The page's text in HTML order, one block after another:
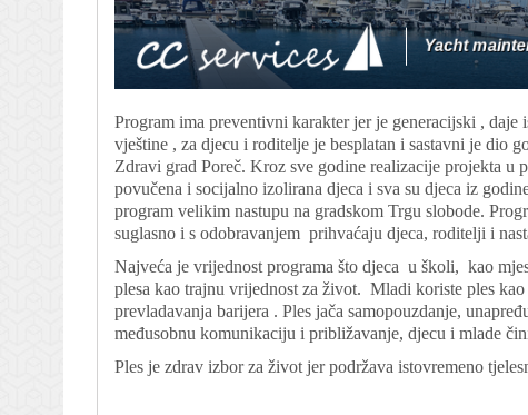
Program ima preventivni karakter jer je generacijski ,
vještine , za djecu i roditelje je besplatan i sastavni je dio
Zdravi grad Poreč. Kroz sve godine realizacije projekta u
povučena i socijalno izolirana djeca i sva su djeca iz
program velikim nastupu na gradskom Trgu slobode.
suglasno i s odobravanjem prihvaćaju djeca, roditelji i
Najveća je vrijednost programa što djeca u školi, kao
plesa kao trajnu vrijednost za život. Mladi koriste ples
prevladavanja barijera . Ples jača samopouzdanje,
međusobnu komunikaciju i približavanje, djecu i mlade
Ples je zdrav izbor za život jer podržava istovremeno